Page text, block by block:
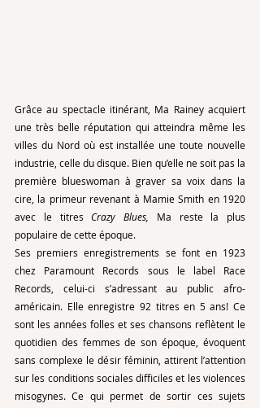
Grâce au spectacle itinérant, Ma Rainey acquiert
une très belle réputation qui atteindra même les
villes du Nord où est installée une toute nouvelle
industrie, celle du disque. Bien qu’elle ne soit pas la
première blueswoman à graver sa voix dans la
cire, la primeur revenant à Mamie Smith en 1920
avec le titres Crazy Blues, Ma reste la plus
populaire de cette époque.
Ses premiers enregistrements se font en 1923
chez Paramount Records sous le label Race
Records, celui-ci s’adressant au public afro-
américain. Elle enregistre 92 titres en 5 ans! Ce
sont les années folles et ses chansons reflètent le
quotidien des femmes de son époque, évoquent
sans complexe le désir féminin, attirent l’attention
sur les conditions sociales difficiles et les violences
misogynes. Ce qui permet de sortir ces sujets